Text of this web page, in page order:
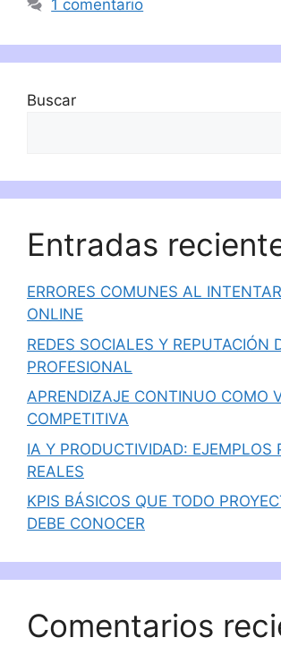
1 comentario
Buscar
Entradas
ERRORES COMUNES AL
ONLINE
REDES SOCIALES Y REPUTACIÓN
PROFESIONAL
APRENDIZAJE CONTINUO COMO
COMPETITIVA
IA Y PRODUCTIVIDAD: EJEMPLOS
REALES
KPIS BÁSICOS QUE TODO
DEBE CONOCER
Comentarios